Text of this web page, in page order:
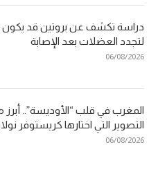
دراسة تكشف عن بروتين قد يكون
لتجدد العضلات بعد الإصابة
06/08/2026
المغرب في قلب “الأوديسة”.. أبرز
التصوير التي اختارها كريستوفر
06/08/2026